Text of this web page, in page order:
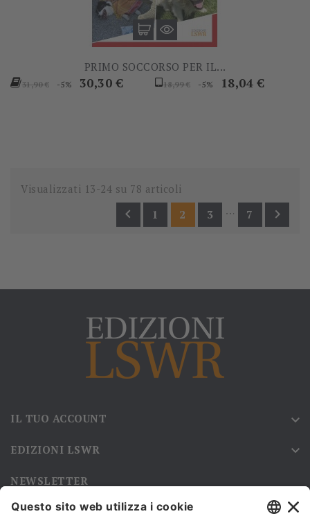
PRIMO SOCCORSO PER IL...
Prezzo
31,90 € -5% Prezzo
30,30 €
Prezzo
18,99 € -5% Prezzo
18,04 €
Visualizzati 13-24 su 78 articoli
 1 2 3 … 7 
IL TUO ACCOUNT 
EDIZIONI LSWR 
NEWSLETTER
Iscriviti alla nostra newsletter e rimani sempre aggiornato sulle